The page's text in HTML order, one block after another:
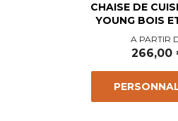
CHAISE DE
YOUNG BOIS
A PARTIR
266,00